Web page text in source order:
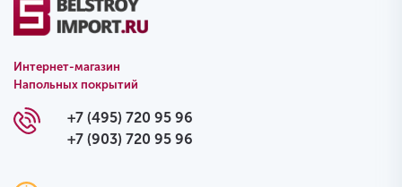
Интернет-магазин
Напольных покрытий
+7 (495) 720 95 96
+7 (903) 720 95 96